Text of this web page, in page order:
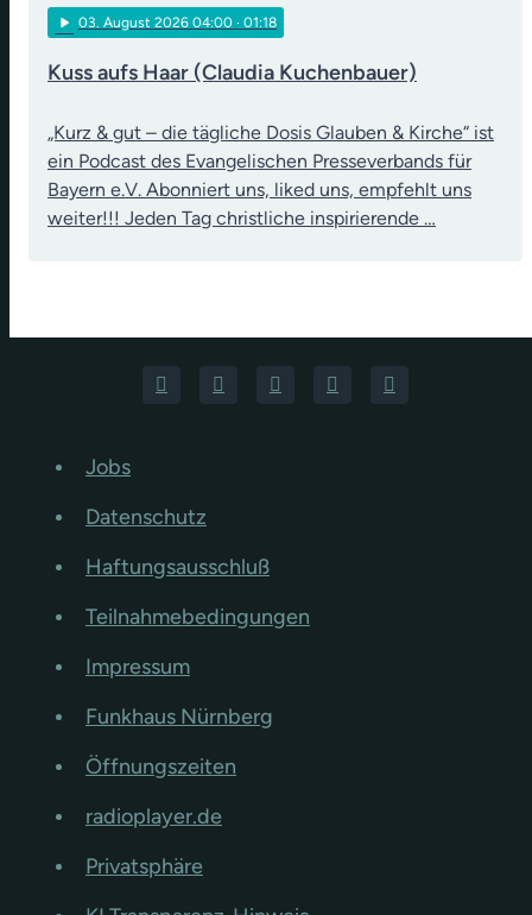
play_arrow 03. August 2026 04:00 · 01:18
Kuss aufs Haar (Claudia Kuchenbauer)
„Kurz & gut – die tägliche Dosis Glauben & Kirche“ ist
ein Podcast des Evangelischen Presseverbands für
Bayern e.V. Abonniert uns, liked uns, empfehlt uns
weiter!!! Jeden Tag christliche inspirierende …
Jobs
Datenschutz
Haftungsausschluß
Teilnahmebedingungen
Impressum
Funkhaus Nürnberg
Öffnungszeiten
radioplayer.de
Privatsphäre